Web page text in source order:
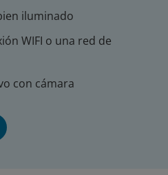
iluminado
WIFI o una red de
con cámara